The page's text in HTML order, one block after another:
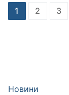
Навігація
1 2 3
Новини